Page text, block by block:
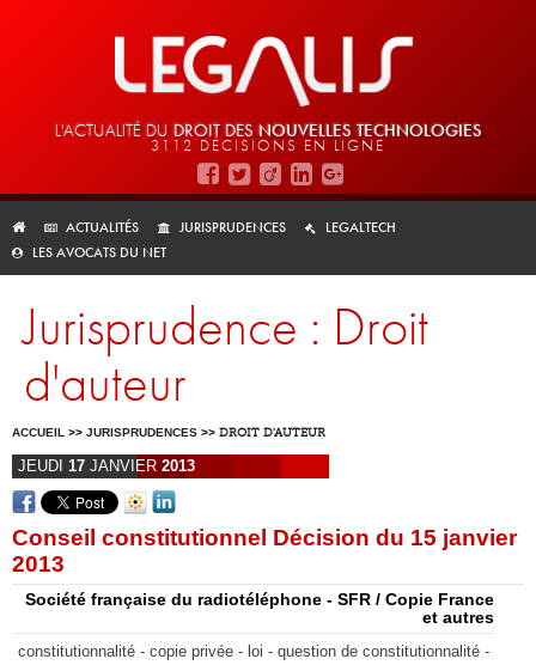
L'ACTUALITÉ DU DROIT DES NOUVELLES TECHNOLOGIES
3112 DÉCISIONS EN LIGNE
ACTUALITÉS JURISPRUDENCES
LEGALTECH
LES AVOCATS DU NET
Jurisprudence : Droit
d'auteur
ACCUEIL >> JURISPRUDENCES >> DROIT D'AUTEUR
JEUDI 17 JANVIER 2013
Conseil constitutionnel Décision du 15 janvier
2013
Société française du radiotéléphone - SFR / Copie France
et autres
constitutionnalité - copie privée - loi - question de constitutionnalité -